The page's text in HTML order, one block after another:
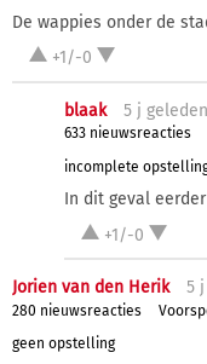
De wappies onder de
+1/-0
blaak 5 j geleden
633 nieuwsreacties
incomplete
In dit geval
+1/-0
Jorien van den Herik 5 j
280 nieuwsreacties
geen opstelling